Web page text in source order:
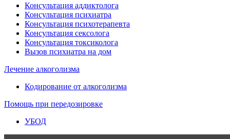
Консультация аддиктолога
Консультация психиатра
Консультация психотерапевта
Консультация сексолога
Консультация токсиколога
Вызов психиатра на дом
Лечение алкоголизма
Кодирование от алкоголизма
Помощь при передозировке
УБОД